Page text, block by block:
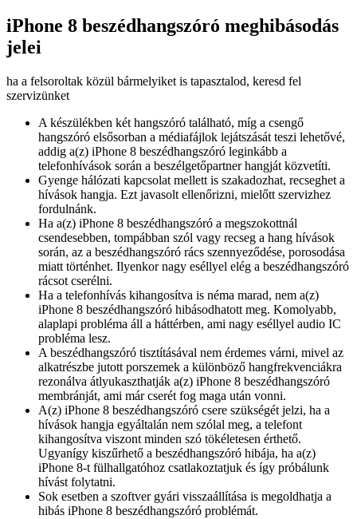
iPhone 8 beszédhangszóró meghibásodás
jelei
ha a felsoroltak közül bármelyiket is tapasztalod, keresd fel
szervizünket
A készülékben két hangszóró található, míg a csengő
hangszóró elsősorban a médiafájlok lejátszását teszi lehetővé,
addig a(z) iPhone 8 beszédhangszóró leginkább a
telefonhívások során a beszélgetőpartner hangját közvetíti.
Gyenge hálózati kapcsolat mellett is szakadozhat, recseghet a
hívások hangja. Ezt javasolt ellenőrizni, mielőtt szervizhez
fordulnánk.
Ha a(z) iPhone 8 beszédhangszóró a megszokottnál
csendesebben, tompábban szól vagy recseg a hang hívások
során, az a beszédhangszóró rács szennyeződése, porosodása
miatt történhet. Ilyenkor nagy eséllyel elég a beszédhangszóró
rácsot cserélni.
Ha a telefonhívás kihangosítva is néma marad, nem a(z)
iPhone 8 beszédhangszóró hibásodhatott meg. Komolyabb,
alaplapi probléma áll a háttérben, ami nagy eséllyel audio IC
probléma lesz.
A beszédhangszóró tisztításával nem érdemes várni, mivel az
alkatrészbe jutott porszemek a különböző hangfrekvenciákra
rezonálva átlyukaszthatják a(z) iPhone 8 beszédhangszóró
membránját, ami már cserét fog maga után vonni.
A(z) iPhone 8 beszédhangszóró csere szükségét jelzi, ha a
hívások hangja egyáltalán nem szólal meg, a telefont
kihangosítva viszont minden szó tökéletesen érthető.
Ugyanígy kiszűrhető a beszédhangszóró hibája, ha a(z)
iPhone 8-t fülhallgatóhoz csatlakoztatjuk és így próbálunk
hívást folytatni.
Sok esetben a szoftver gyári visszaállítása is megoldhatja a
hibás iPhone 8 beszédhangszóró problémát.